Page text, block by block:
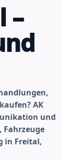
–
AK
und
in Freital,